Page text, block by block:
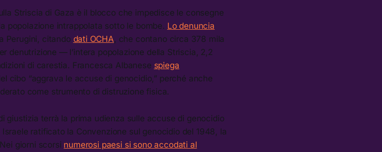
Striscia di Gaza è il blocco che impedisce le consegne
popolazione intrappolata sotto le bombe. Lo denuncia
Perugini, citando dati OCHA , che contano circa 378 mila
denutrizione — l’intera popolazione della Striscia, 2,2
di carestia. Francesca Albanese spiega
cibo “aggrava le accuse di genocidio,” perché anche
come strumento di distruzione fisica.
giustizia terrà la prima udienza sulle accuse di genocidio
ratificato la Convenzione sul genocidio del 1948, la
giorni scorsi numerosi paesi si sono accodati al